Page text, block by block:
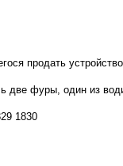
продать
две фуры, один из
1830